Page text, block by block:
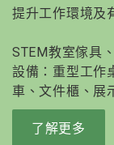
提升工作環境及
STEM教室傢具
設備：重型工作
車、文件櫃、展
了解更多